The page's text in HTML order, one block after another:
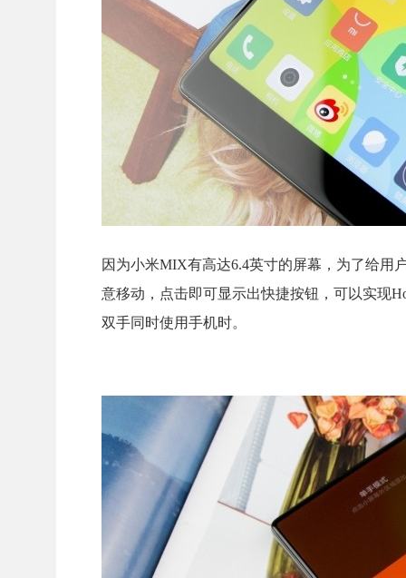
因为小米MIX有高达6.4英寸的屏幕，为了给
意移动，点击即可显示出快捷按钮，可以实现
双手同时使用手机时。